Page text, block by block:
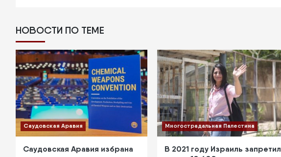
НОВОСТИ ПО ТЕМЕ
Саудовская Аравия
Саудовская Аравия избрана
Многострадальная Палестина
В 2021 году Израиль запретил